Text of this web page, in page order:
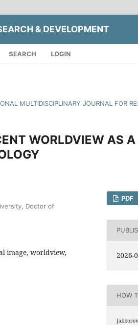
& DEVELOPMENT
SEARCH LOGIN
MULTIDISCIPLINARY JOURNAL FOR
WORLDVIEW AS
Doctor of
image, worldview,
PDF
2026-
HOW